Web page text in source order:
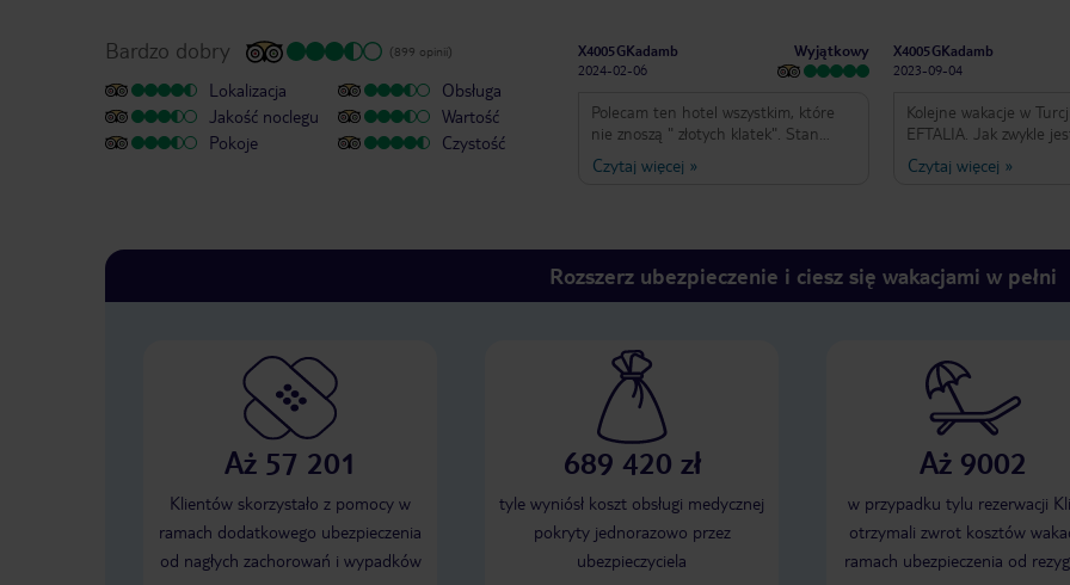
Bardzo dobry (899 opinii)
Lokalizacja
Jakość noclegu
Pokoje
Obsługa
Wartość
Czystość
X4005GKadamb
2024-02-06
Wyjątkowy
Polecam ten hotel wszystkim, które
nie znoszą " złotych klatek". Stan
hotelu, obsługa, wyżywienie, atrakcje
zgodne z ilością gwiazdek. Osoby,
hotel. Polecam
Czytaj więcej »
X4005GKadamb
2023-09-04
Kolejne wakacje w
EFTALIA. Jak zwykle
zadowoleni. To dobry
dla "parasolek w
Czytaj więcej »
Rozszerz ubezpieczenie i ciesz się wakacjami w pełni
Aż 57 201
Klientów skorzystało z pomocy w
ramach dodatkowego ubezpieczenia
od nagłych zachorowań i wypadków
689 420 zł
tyle wyniósł koszt obsługi medycznej
pokryty jednorazowo przez
ubezpieczyciela
Aż 9002
w przypadku tylu rezerwacji
otrzymali zwrot kosztów
ramach ubezpieczenia od